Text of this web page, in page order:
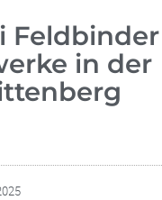
Feldbinder
in der